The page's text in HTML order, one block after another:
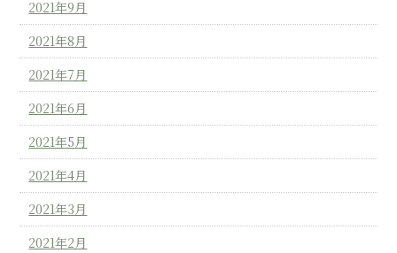
2021年9月
2021年8月
2021年7月
2021年6月
2021年5月
2021年4月
2021年3月
2021年2月